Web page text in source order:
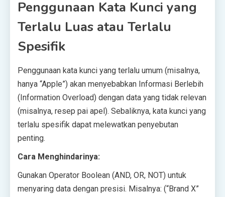
Penggunaan Kata Kunci yang
Terlalu Luas atau Terlalu
Spesifik
Penggunaan kata kunci yang terlalu umum (misalnya,
hanya “Apple”) akan menyebabkan Informasi Berlebih
(Information Overload) dengan data yang tidak relevan
(misalnya, resep pai apel). Sebaliknya, kata kunci yang
terlalu spesifik dapat melewatkan penyebutan
penting.
Cara Menghindarinya:
Gunakan Operator Boolean (AND, OR, NOT) untuk
menyaring data dengan presisi. Misalnya: (“Brand X”